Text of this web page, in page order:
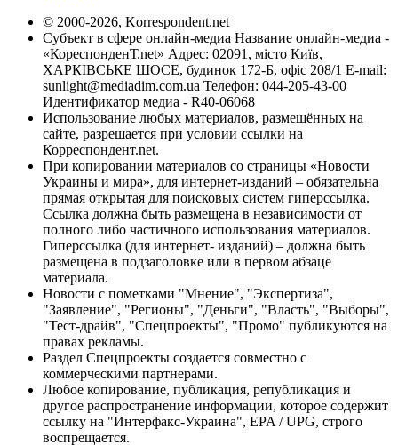
© 2000-2026, Korrespondent.net
Субъект в сфере онлайн-медиа Название онлайн-медиа -
«КореспонденТ.net» Адрес: 02091, місто Київ,
ХАРКІВСЬКЕ ШОСЕ, будинок 172-Б, офіс 208/1 E-mail:
sunlight@mediadim.com.ua Телефон: 044-205-43-00
Идентификатор медиа - R40-06068
Использование любых материалов, размещённых на
сайте, разрешается при условии ссылки на
Корреспондент.net.
При копировании материалов со страницы «Новости
Украины и мира», для интернет-изданий – обязательна
прямая открытая для поисковых систем гиперссылка.
Ссылка должна быть размещена в независимости от
полного либо частичного использования материалов.
Гиперссылка (для интернет- изданий) – должна быть
размещена в подзаголовке или в первом абзаце
материала.
Новости с пометками "Мнение", "Экспертиза",
"Заявление", "Регионы", "Деньги", "Власть", "Выборы",
"Тест-драйв", "Спецпроекты", "Промо" публикуются на
правах рекламы.
Раздел Спецпроекты создается совместно с
коммерческими партнерами.
Любое копирование, публикация, републикация и
другое распространение информации, которое содержит
ссылку на "Интерфакс-Украина", EPA / UPG, строго
воспрещается.